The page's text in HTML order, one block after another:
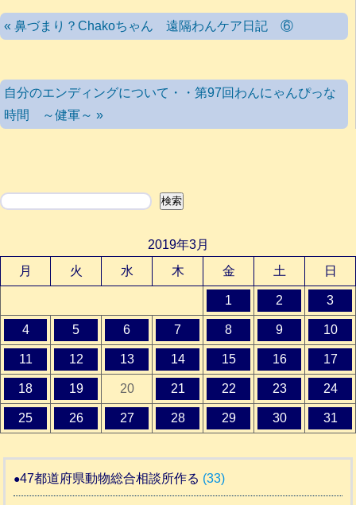
« 鼻づまり？Chakoちゃん 遠隔わんケア日記 ⑥
自分のエンディングについて・・第97回わんにゃんぴっな
時間 ～健軍～ »
検索 検索
2019年3月
月
火 水 木 金 土 日
1 2 3
4 5 6 7 8 9 10
11 12 13 14 15 16 17
18 19 20 21 22 23 24
25 26 27 28 29 30 31
47都道府県動物総合相談所作る (33)